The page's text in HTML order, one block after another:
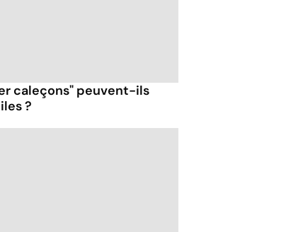
caleçons" peuvent-ils
?